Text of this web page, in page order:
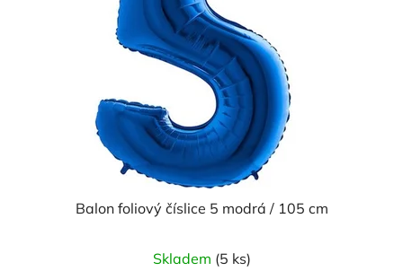
Balon foliový číslice 5 modrá / 105 cm
Skladem (5 ks)